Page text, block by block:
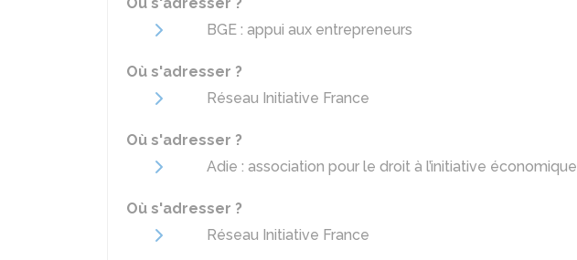
BGE : appui aux entrepreneurs
Où s'adresser ?
Réseau Initiative France
Où s'adresser ?
Adie : association pour le droit à l’initiative économique
Où s'adresser ?
Réseau Initiative France